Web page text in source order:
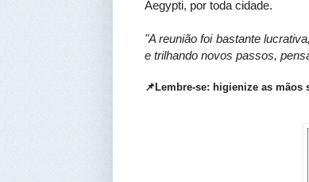
Aegypti, por toda cidade.
"A reunião foi bastante
e trilhando novos passos,
📌Lembre-se: higienize as